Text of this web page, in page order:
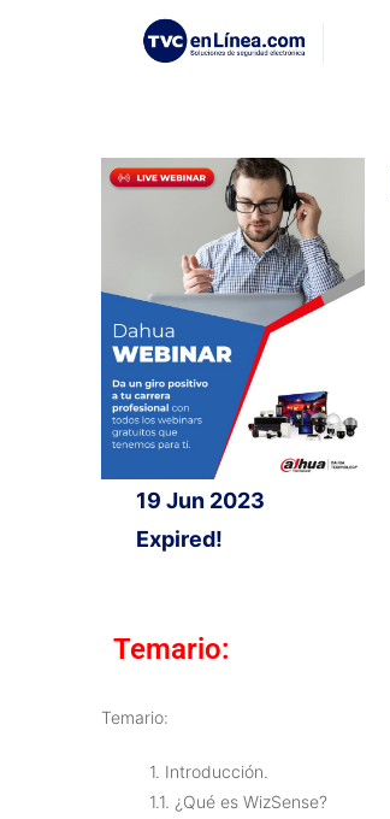
19 Jun 2023
Expired!
Temario:
Temario:
1. Introducción.
1.1. ¿Qué es WizSense?